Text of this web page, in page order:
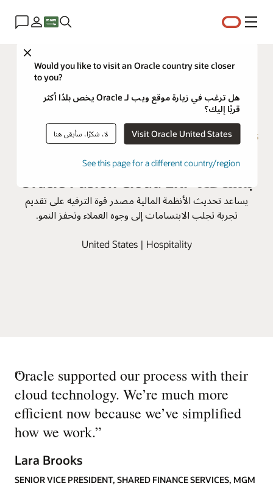
القائمة
Close
Would you like to visit an Oracle country site closer
to you?
هل ترغب في زيارة موقع ويب لـ Oracle يخص بلدًا أكثر
قربًا إليك؟
Visit Oracle United States لا، شكرًا، سأبقى هنا
See this page for a different country/region
منتجعات MGM تثير إعجاب الضيوف
يساعد تحديث الأنظمة المالية مصدر قوة الترفيه على تقديم
تجربة تجلب الابتسامات إلى وجوه العملاء وتحفز النمو.
United States | Hospitality
“
Oracle supported our process with their
cloud technology. We’re much more
efficient now because we’ve simplified
how we work.”
Lara Brooks
SENIOR VICE PRESIDENT, SHARED FINANCE SERVICES, MGM